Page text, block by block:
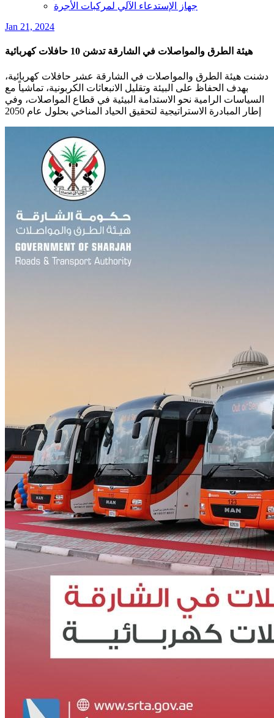
جهاز الإستدعاء الآلي لمركبات الأجرة
Jan 21, 2024
هيئة الطرق والمواصلات في الشارقة تدشن 10 حافلات كهربائية
دشنت هيئة الطرق والمواصلات في الشارقة عشر حافلات كهربائية،
بهدف الحفاظ على البيئة وتقليل الانبعاثات الكربونية، تماشياً مع
السياسات الرامية نحو الاستدامة البيئية في قطاع المواصلات، وفي
إطار المبادرة الاستراتيجية لتحقيق الحياد المناخي بحلول عام 2050